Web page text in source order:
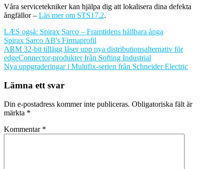
Våra servicetekniker kan hjälpa dig att lokalisera dina defekta
ångfällor – Läs mer om STS17.2.
LÆS også: Spirax Sarco – Framtidens hållbara ånga
Spirax Sarco AB's Firmaprofil
Inläggsnavigering
ARM 32-bit tillägg låser upp nya distributionsalternativ för
edgeConnector-produkter från Softing Industrial
Nya uppgraderingar i Multifix-serien från Schneider Electric
Lämna ett svar
Din e-postadress kommer inte publiceras. Obligatoriska fält är
märkta *
Kommentar *